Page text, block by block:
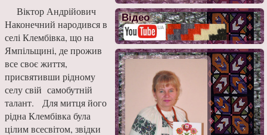
Відео
Віктор Андрійович
Наконечний народився в
селі Клембівка, що на
Ямпільщині, де прожив
все своє життя,
присвятивши рідному
селу свій самобутній
талант. Для митця його
рідна Клембівка була
цілим всесвітом, звідки